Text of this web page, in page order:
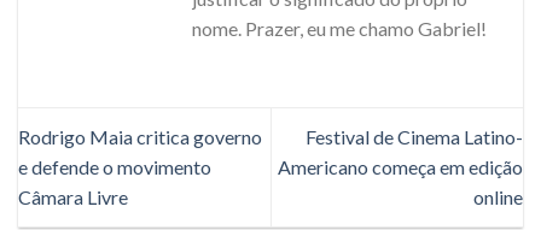
nome. Prazer, eu me chamo Gabriel!
Rodrigo Maia critica governo
e defende o movimento
Câmara Livre
Festival de Cinema Latino-
Americano começa em edição
online